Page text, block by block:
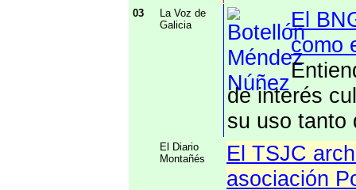
03
La Voz de
Galicia
El
como
de interés
su uso tanto
El Diario
Montañés
El TSJC
asociación